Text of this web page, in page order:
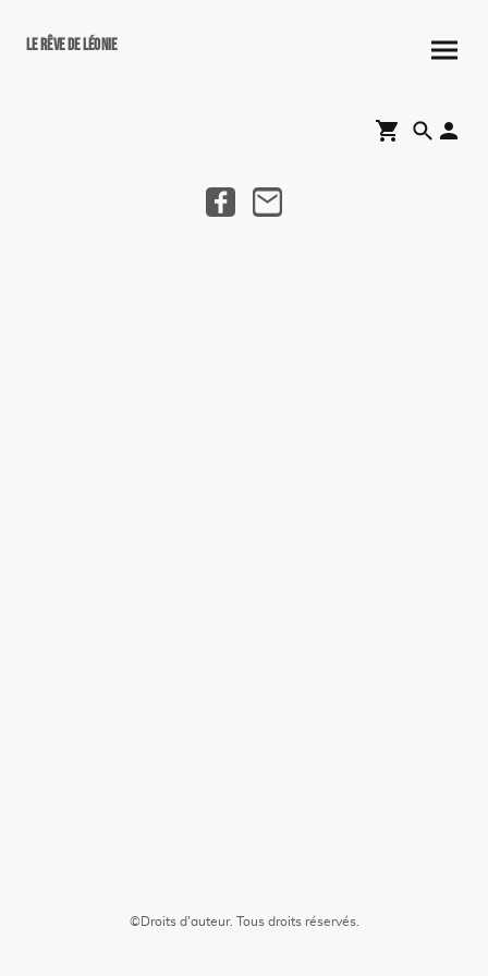
Le rêve de Léonie
©Droits d'auteur. Tous droits réservés.